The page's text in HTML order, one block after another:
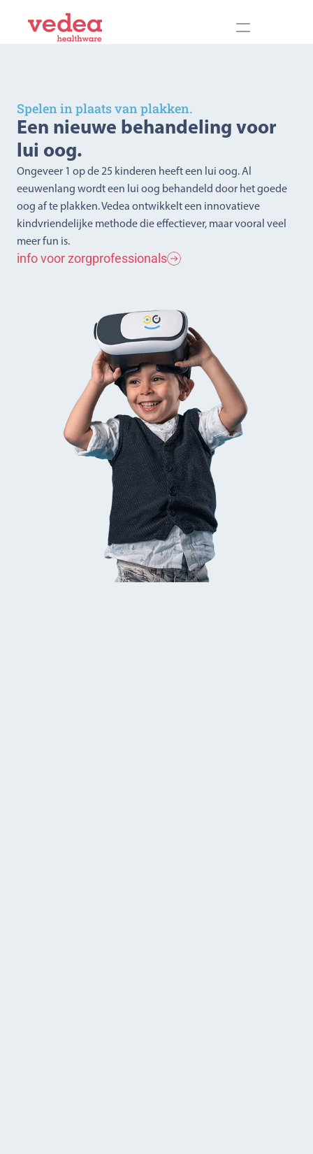
Spelen in plaats van plakken.
Een nieuwe behandeling voor
lui oog.
Ongeveer 1 op de 25 kinderen heeft een lui oog. Al
eeuwenlang wordt een lui oog behandeld door het goede
oog af te plakken. Vedea ontwikkelt een innovatieve
kindvriendelijke methode die effectiever, maar vooral veel
meer fun is.
info voor zorgprofessionals